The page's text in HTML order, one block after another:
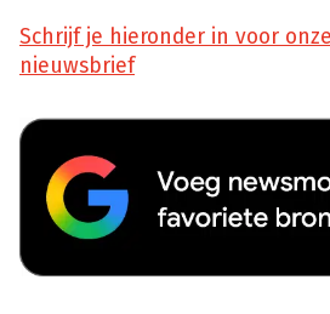
Schrijf je hieronder in voor onze
nieuwsbrief